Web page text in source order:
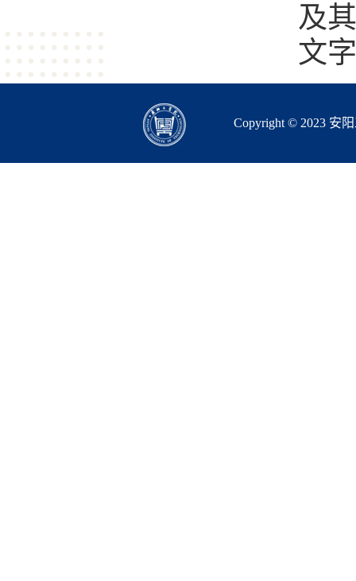
及
文
Copyright © 2023 安